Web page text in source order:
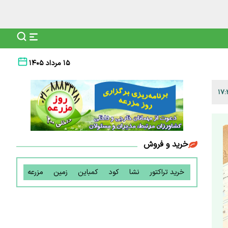
۱۵ مرداد ۱۴۰۵
خرید و فروش
خرید تراکتور نشا کود کمباین زمین مزرعه